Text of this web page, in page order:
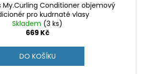
My.Curling Conditioner objemový
pro kudrnaté vlasy
Skladem (3 ks)
669 Kč
DO KOŠÍKU